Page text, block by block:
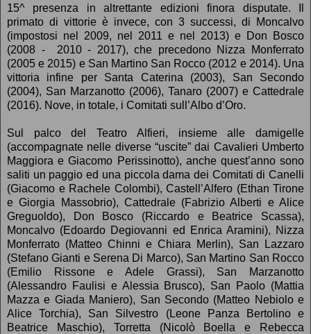
15^ presenza in altrettante edizioni finora disputate. Il
primato di vittorie è invece, con 3 successi, di Moncalvo
(impostosi nel 2009, nel 2011 e nel 2013) e Don Bosco
(2008 - 2010 - 2017), che precedono Nizza Monferrato
(2005 e 2015) e San Martino San Rocco (2012 e 2014). Una
vittoria infine per Santa Caterina (2003), San Secondo
(2004), San Marzanotto (2006), Tanaro (2007) e Cattedrale
(2016). Nove, in totale, i Comitati sull’Albo d’Oro.
Sul palco del Teatro Alfieri, insieme alle damigelle
(accompagnate nelle diverse “uscite” dai Cavalieri Umberto
Maggiora e Giacomo Perissinotto), anche quest’anno sono
saliti un paggio ed una piccola dama dei Comitati di Canelli
(Giacomo e Rachele Colombi), Castell’Alfero (Ethan Tirone
e Giorgia Massobrio), Cattedrale (Fabrizio Alberti e Alice
Greguoldo), Don Bosco (Riccardo e Beatrice Scassa),
Moncalvo (Edoardo Degiovanni ed Enrica Aramini), Nizza
Monferrato (Matteo Chinni e Chiara Merlin), San Lazzaro
(Stefano Gianti e Serena Di Marco), San Martino San Rocco
(Emilio Rissone e Adele Grassi), San Marzanotto
(Alessandro Faulisi e Alessia Brusco), San Paolo (Mattia
Mazza e Giada Maniero), San Secondo (Matteo Nebiolo e
Alice Torchia), San Silvestro (Leone Panza Bertolino e
Beatrice Maschio), Torretta (Nicolò Boella e Rebecca